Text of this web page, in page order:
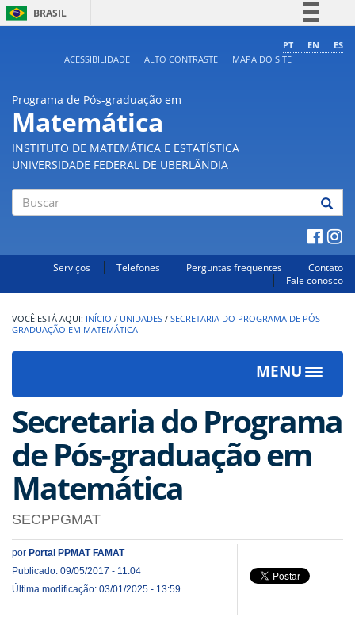
BRASIL
Comunica BR
PT EN
ES
ACESSIBILIDADE
ALTO CONTRASTE MAPA DO SITE
Programa de Pós-graduação em
Matemática
INSTITUTO DE MATEMÁTICA E ESTATÍSTICA
UNIVERSIDADE FEDERAL DE UBERLÂNDIA
Serviços Telefones Perguntas frequentes
Contato
Fale conosco
INÍCIO / UNIDADES / SECRETARIA DO PROGRAMA DE PÓS-
GRADUAÇÃO EM MATEMÁTICA
MENU
Toggle
Secretaria do Programa
de Pós-graduação em
Matemática
SECPPGMAT
por Portal PPMAT FAMAT
Publicado: 09/05/2017 - 11:04
Última modificação: 03/01/2025 - 13:59